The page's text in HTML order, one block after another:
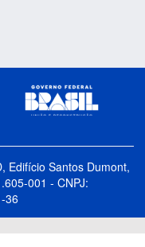
Edifício Santos Dumont,
001 - CNPJ:
36